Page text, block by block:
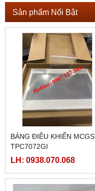
Sản phẩm Nổi Bật
BẢNG ĐIỀU KHIỂN MCGS
TPC7072GI
LH: 0938.070.068